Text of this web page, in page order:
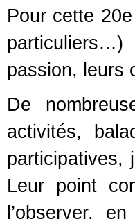
Pour cette
particuliers…)
passion, leurs
De
activités,
participatives,
Leur point
l’observer,